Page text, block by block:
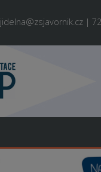
jidelna@zsjavornik.cz |